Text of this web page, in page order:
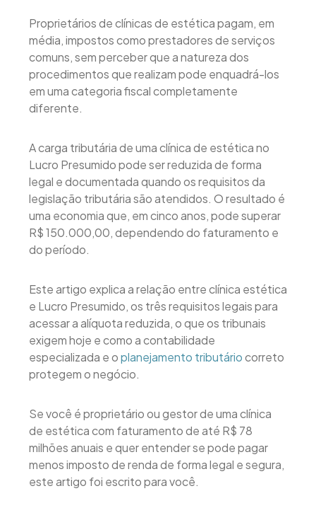
Proprietários de clínicas de estética pagam, em
média, impostos como prestadores de serviços
comuns, sem perceber que a natureza dos
procedimentos que realizam pode enquadrá-los
em uma categoria fiscal completamente
diferente.
A carga tributária de uma clínica de estética no
Lucro Presumido pode ser reduzida de forma
legal e documentada quando os requisitos da
legislação tributária são atendidos. O resultado é
uma economia que, em cinco anos, pode superar
R$ 150.000,00, dependendo do faturamento e
do período.
Este artigo explica a relação entre clínica estética
e Lucro Presumido, os três requisitos legais para
acessar a alíquota reduzida, o que os tribunais
exigem hoje e como a contabilidade
especializada e oplanejamento tributáriocorreto
protegem o negócio.
Se você é proprietário ou gestor de uma clínica
de estética com faturamento de até R$ 78
milhões anuais e quer entender se pode pagar
menos imposto de renda de forma legal e segura,
este artigo foi escrito para você.